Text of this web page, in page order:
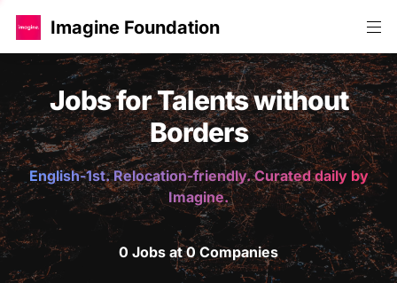
Imagine Foundation
Jobs for Talents without
Borders
English-1st. Relocation-friendly. Curated daily by
Imagine.
0 Jobs at 0 Companies